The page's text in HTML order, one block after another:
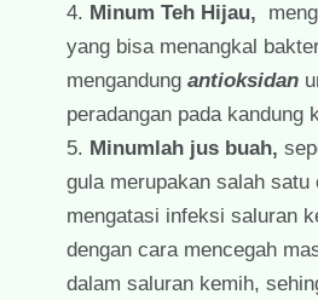
Minum Teh Hijau,
yang bisa menangkal
mengandung antioksidan
peradangan pada kandung
Minumlah jus buah,
gula merupakan salah satu
mengatasi infeksi saluran
dengan cara mencegah
dalam saluran kemih,